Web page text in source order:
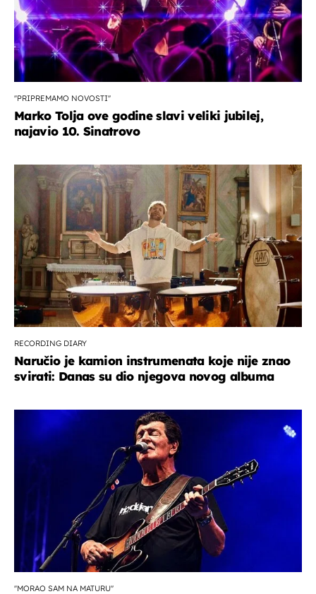
''PRIPREMAMO NOVOSTI''
Marko Tolja ove godine slavi veliki jubilej,
najavio 10. Sinatrovo
RECORDING DIARY
Naručio je kamion instrumenata koje nije znao
svirati: Danas su dio njegova novog albuma
''MORAO SAM NA MATURU''